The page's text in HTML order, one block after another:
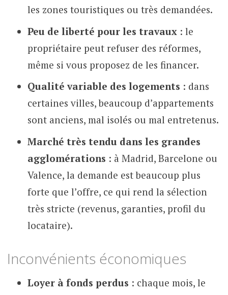
les zones touristiques ou très demandées.
Peu de liberté pour les travaux : le
propriétaire peut refuser des réformes,
même si vous proposez de les financer.
Qualité variable des logements : dans
certaines villes, beaucoup d’appartements
sont anciens, mal isolés ou mal entretenus.
Marché très tendu dans les grandes
agglomérations : à Madrid, Barcelone ou
Valence, la demande est beaucoup plus
forte que l’offre, ce qui rend la sélection
très stricte (revenus, garanties, profil du
locataire).
Inconvénients économiques
Loyer à fonds perdus : chaque mois, le